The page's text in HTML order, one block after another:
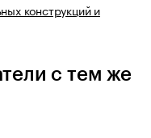
конструкций и
с тем же